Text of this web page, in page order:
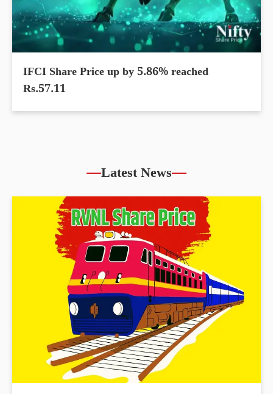
IFCI Share Price up by 5.86% reached
Rs.57.11
Latest News